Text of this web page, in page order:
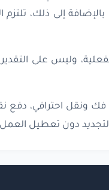
إلى ذلك،
وليس على
فك ونقل احترافي،
التجديد دون تعطيل